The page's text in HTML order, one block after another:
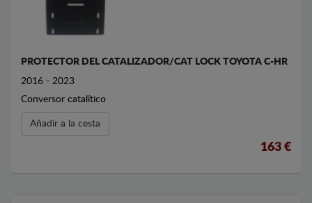
PROTECTOR DEL CATALIZADOR/CAT LOCK TOYOTA C-HR
2016 - 2023
Conversor catalítico
Añadir a la cesta
163 €